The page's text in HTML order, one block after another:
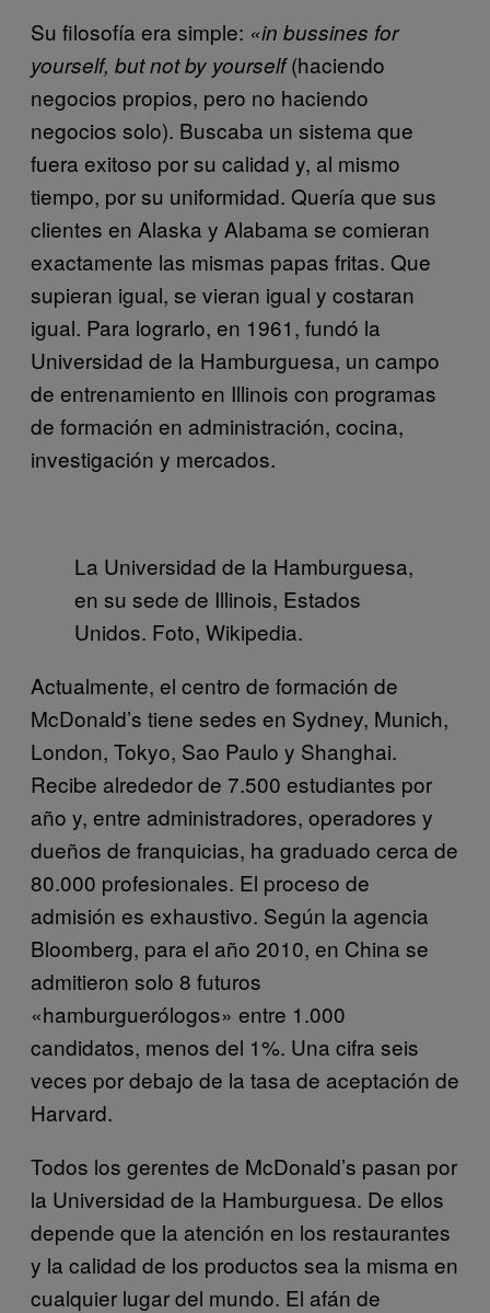
Su filosofía era simple: «in bussines for
yourself, but not by yourself(haciendo
negocios propios, pero no haciendo
negocios solo). Buscaba un sistema que
fuera exitoso por su calidad y, al mismo
tiempo, por su uniformidad. Quería que sus
clientes en Alaska y Alabama se comieran
exactamente las mismas papas fritas. Que
supieran igual, se vieran igual y costaran
igual. Para lograrlo, en 1961, fundó la
Universidad de la Hamburguesa, un campo
de entrenamiento en Illinois con programas
de formación en administración, cocina,
investigación y mercados.
La Universidad de la Hamburguesa,
en su sede de Illinois, Estados
Unidos. Foto, Wikipedia.
Actualmente, el centro de formación de
McDonald’s tiene sedes en Sydney, Munich,
London, Tokyo, Sao Paulo y Shanghai.
Recibe alrededor de 7.500 estudiantes por
año y, entre administradores, operadores y
dueños de franquicias, ha graduado cerca de
80.000 profesionales. El proceso de
admisión es exhaustivo. Según la agencia
Bloomberg, para el año 2010, en China se
admitieron solo 8 futuros
«hamburguerólogos» entre 1.000
candidatos, menos del 1%. Una cifra seis
veces por debajo de la tasa de aceptación de
Harvard.
Todos los gerentes de McDonald’s pasan por
la Universidad de la Hamburguesa. De ellos
depende que la atención en los restaurantes
y la calidad de los productos sea la misma en
cualquier lugar del mundo. El afán de